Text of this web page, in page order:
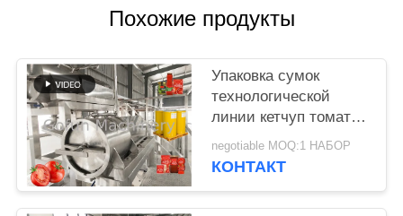
КАРТА
САЙТА
ПОЛИТИКА
КОНФИДЕНЦИАЛЬНОСТИ
Похожие продукты
Упаковка сумок
технологической
линии кетчуп томата
SS304 500T/D
безгнилостная
negotiable MOQ:1 НАБОР
КОНТАКТ